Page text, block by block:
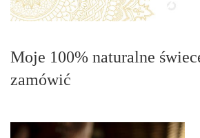
Moje 100% naturalne
zamówić